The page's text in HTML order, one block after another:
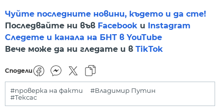
Чуйте последните новини, където и да сте!
Последвайте ни във Facebook и Instagram
Следете и канала на БНТ в YouTube
Вече може да ни гледате и в TikTok
Сподели
#проверка на факти
#Владимир Путин
#Тексас